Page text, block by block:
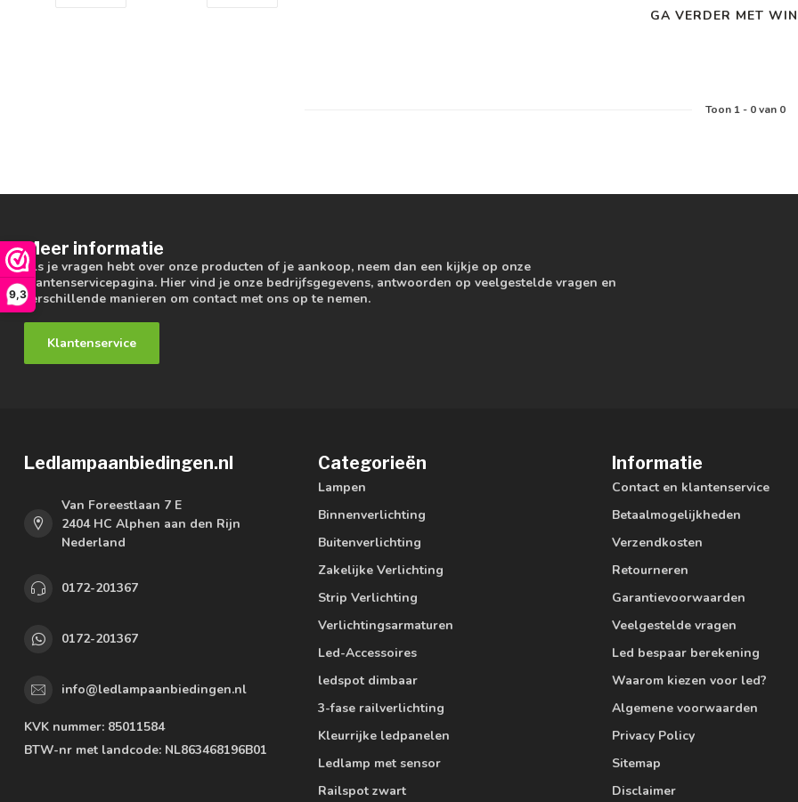
9,3
GA VERDER MET
Toon 1- 0van 0
Meer informatie
Als je vragen hebt over onze producten of je aankoop, neem dan een kijkje op onze
klantenservicepagina. Hier vind je onze bedrijfsgegevens, antwoorden op veelgestelde vragen en
verschillende manieren om contact met ons op te nemen.
Klantenservice
Ledlampaanbiedingen.nl
Van Foreestlaan 7 E
2404 HC Alphen aan den Rijn
Nederland
0172-201367
0172-201367
info@ledlampaanbiedingen.nl
KVK nummer: 85011584
BTW-nr met landcode: NL863468196B01
Categorieën
Lampen
Binnenverlichting
Buitenverlichting
Zakelijke Verlichting
Strip Verlichting
Verlichtingsarmaturen
Led-Accessoires
ledspot dimbaar
3-fase railverlichting
Kleurrijke ledpanelen
Ledlamp met sensor
Railspot zwart
Informatie
Contact en klantenservice
Betaalmogelijkheden
Verzendkosten
Retourneren
Garantievoorwaarden
Veelgestelde vragen
Led bespaar berekening
Waarom kiezen voor led?
Algemene voorwaarden
Privacy Policy
Sitemap
Disclaimer